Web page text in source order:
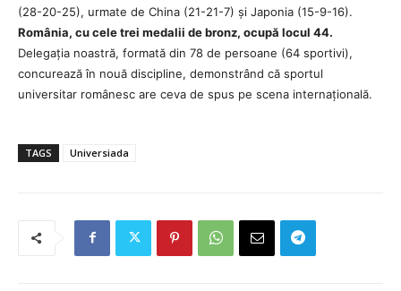
(28-20-25), urmate de China (21-21-7) și Japonia (15-9-16).
România, cu cele trei medalii de bronz, ocupă locul 44.
Delegația noastră, formată din 78 de persoane (64 sportivi),
concurează în nouă discipline, demonstrând că sportul
universitar românesc are ceva de spus pe scena internațională.
TAGS Universiada